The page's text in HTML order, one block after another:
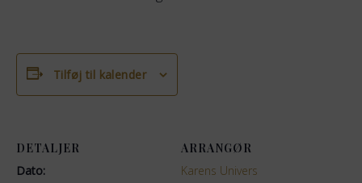
Tilføj til kalender
DETALJER
Dato:
ARRANGØR
Karens Univers